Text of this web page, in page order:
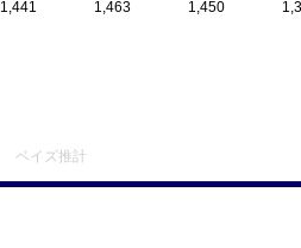
1,441 1,463 1,450
ベイズ推計